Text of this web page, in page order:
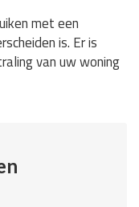
met een
is. Er is
van uw woning